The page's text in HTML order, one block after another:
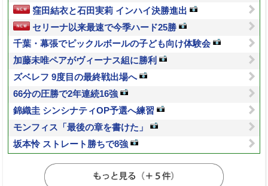
窪田結衣と石田実莉 インハイ決勝進出
セリーナ以来最速で今季ハード25勝
千葉・幕張でピックルボールの子ども向け体験会
加藤未唯ペアがヴィーナス組に勝利
ズベレフ 9度目の最終戦出場へ
66分の圧勝で2年連続16強
錦織圭 シンシナティOP予選へ練習
モンフィス「最後の章を書けた」
坂本怜 ストレート勝ちで8強